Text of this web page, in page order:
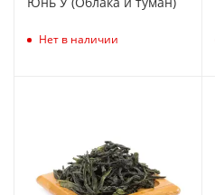
Нет в наличии